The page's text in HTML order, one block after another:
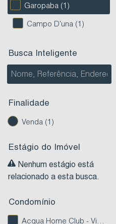
Garopaba (1)
Campo D'una (1)
Busca Inteligente
Finalidade
Venda (1)
Estágio do Imóvel
Nenhum estágio está
relacionado a esta busca.
Condomínio
Acqua Home Club - Vista Mar - Centro - Imbituba SC (15)